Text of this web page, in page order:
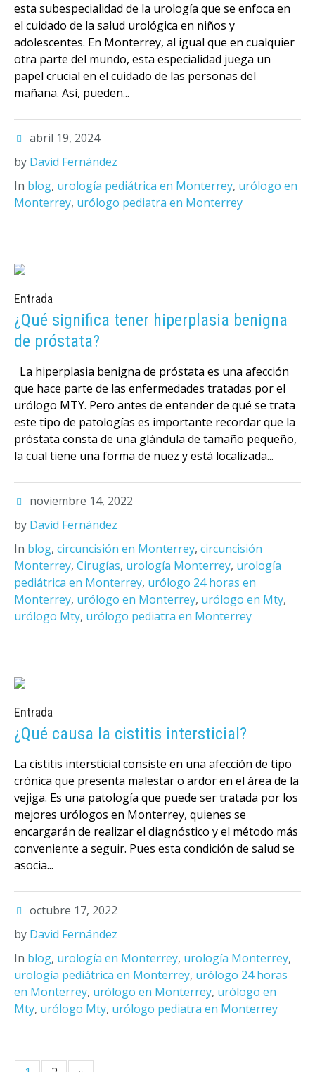
esta subespecialidad de la urología que se enfoca en
el cuidado de la salud urológica en niños y
adolescentes. En Monterrey, al igual que en cualquier
otra parte del mundo, esta especialidad juega un
papel crucial en el cuidado de las personas del
mañana. Así, pueden...
abril 19, 2024
by David Fernández
In blog, urología pediátrica en Monterrey, urólogo en
Monterrey, urólogo pediatra en Monterrey
Entrada
¿Qué significa tener hiperplasia benigna
de próstata?
La hiperplasia benigna de próstata es una afección
que hace parte de las enfermedades tratadas por el
urólogo MTY. Pero antes de entender de qué se trata
este tipo de patologías es importante recordar que la
próstata consta de una glándula de tamaño pequeño,
la cual tiene una forma de nuez y está localizada...
noviembre 14, 2022
by David Fernández
In blog, circuncisión en Monterrey, circuncisión
Monterrey, Cirugías, urología Monterrey, urología
pediátrica en Monterrey, urólogo 24 horas en
Monterrey, urólogo en Monterrey, urólogo en Mty,
urólogo Mty, urólogo pediatra en Monterrey
Entrada
¿Qué causa la cistitis intersticial?
La cistitis intersticial consiste en una afección de tipo
crónica que presenta malestar o ardor en el área de la
vejiga. Es una patología que puede ser tratada por los
mejores urólogos en Monterrey, quienes se
encargarán de realizar el diagnóstico y el método más
conveniente a seguir. Pues esta condición de salud se
asocia...
octubre 17, 2022
by David Fernández
In blog, urología en Monterrey, urología Monterrey,
urología pediátrica en Monterrey, urólogo 24 horas
en Monterrey, urólogo en Monterrey, urólogo en
Mty, urólogo Mty, urólogo pediatra en Monterrey